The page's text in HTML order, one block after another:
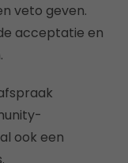
veto geven.
acceptatie en
ook een